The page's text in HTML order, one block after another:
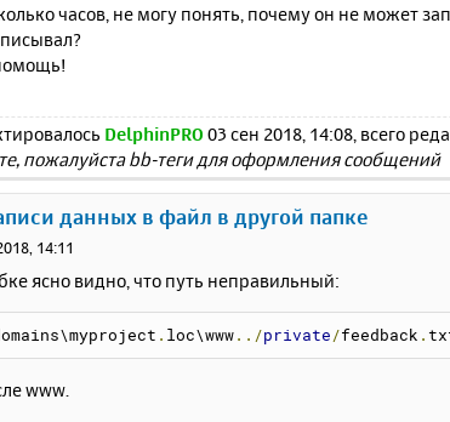
; ?>
="feedback.php"
for=
часов, не могу понять, почему он не может
DelphinPRO 03 сен 2018, 14:08, всего
пожалуйста bb-теги для оформления сообщений
данных в файл в другой папке
14:11
ясно видно, что путь неправильный:
. loc\www ../private /feedback .
www.